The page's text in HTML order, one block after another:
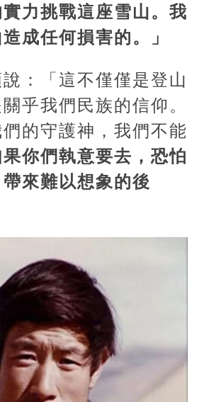
力挑戰這座雪山。我
成任何損害的。」
：「這不僅僅是登山
乎我們民族的信仰。
的守護神，我們不能
你們執意要去，恐怕
來難以想象的後